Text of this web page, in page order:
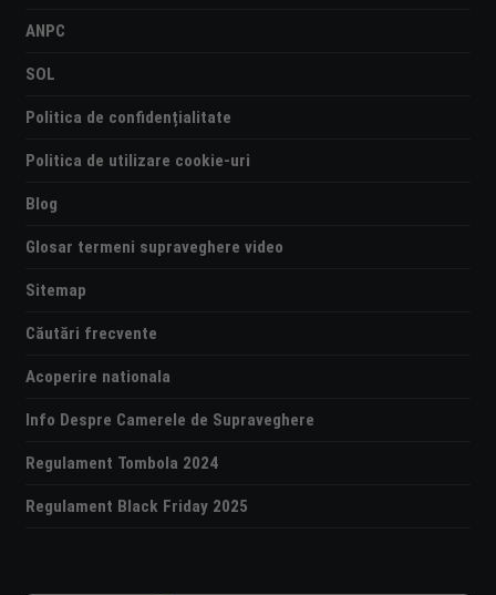
ANPC
SOL
Politica de confidențialitate
Politica de utilizare cookie-uri
Blog
Glosar termeni supraveghere video
Sitemap
Căutări frecvente
Acoperire nationala
Info Despre Camerele de Supraveghere
Regulament Tombola 2024
Regulament Black Friday 2025